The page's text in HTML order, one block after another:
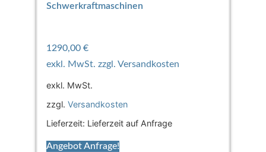
Schwerkraftmaschinen
1290,00 €
exkl. MwSt.
zzgl. Versandkosten
Lieferzeit: Lieferzeit auf Anfrage
Angebot Anfrage!